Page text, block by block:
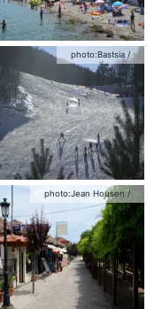
photo:Bastsia /
photo:Jean Housen /